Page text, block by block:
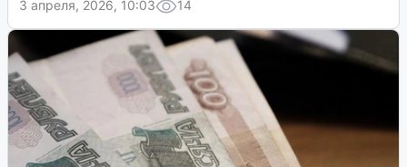
3 апреля, 2026, 10:03
14